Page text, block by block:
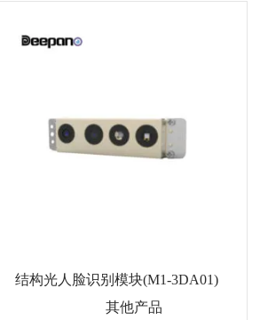
结构光人脸识别模块(M1-3DA01)
其他产品